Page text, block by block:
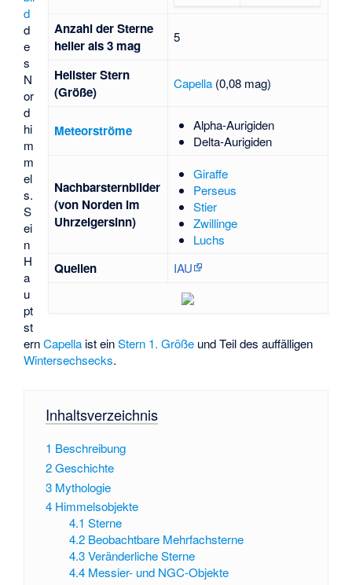
Anzahl der Sterne
heller als 3 mag
5
Hellster Stern
(Größe)
Capella (0,08 mag)
Meteorströme
Alpha-Aurigiden
Delta-Aurigiden
Nachbarsternbilder
(von Norden im
Uhrzeigersinn)
Giraffe
Perseus
Stier
Zwillinge
Luchs
Quellen IAU
d
d
e
s
N
or
d
hi
m
m
el
s.
S
ei
n
H
a
u
pt
st
ernCapella ist einStern 1. Größe und Teil des auffälligen
Wintersechsecks.
Inhaltsverzeichnis
1 Beschreibung
2Geschichte
3 Mythologie
4 Himmelsobjekte
4.1 Sterne
4.2 Beobachtbare Mehrfachsterne
4.3 Veränderliche Sterne
4.4 Messier- und NGC-Objekte